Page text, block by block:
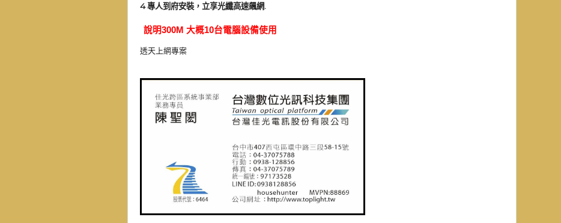
4專人到府安裝，立享光纖高速飆網.
說明300M 大概10台電腦設備使用
透天上網專案